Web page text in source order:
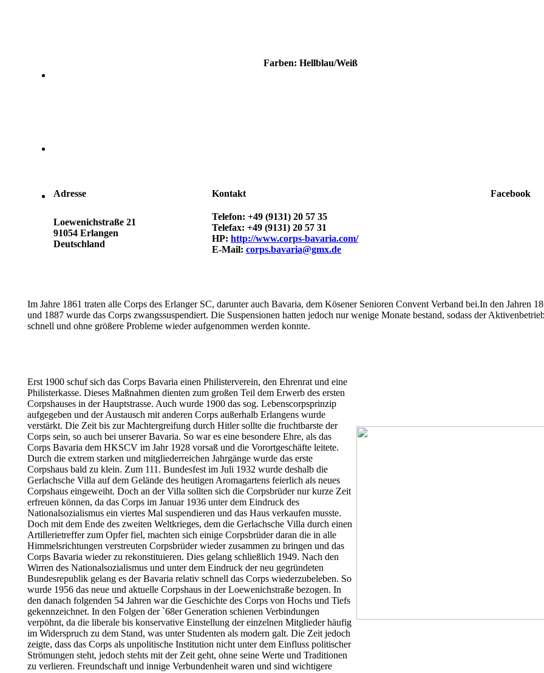
Farben: Hellblau/Weiß
Adresse Kontakt Facebook
Loewenichstraße 21
91054 Erlangen
Deutschland
Telefon: +49 (9131) 20 57 35
Telefax: +49 (9131) 20 57 31
HP: http://www.corps-bavaria.com/
E-Mail: corps.bavaria@gmx.de
Im Jahre 1861 traten alle Corps des Erlanger SC, darunter auch Bavaria, dem Kösener Senioren Convent Verband bei.In den Jahren
und 1887 wurde das Corps zwangssuspendiert. Die Suspensionen hatten jedoch nur wenige Monate bestand, sodass der
schnell und ohne größere Probleme wieder aufgenommen werden konnte.
Erst 1900 schuf sich das Corps Bavaria einen Philisterverein, den Ehrenrat und eine
Philisterkasse. Dieses Maßnahmen dienten zum großen Teil dem Erwerb des ersten
Corpshauses in der Hauptstrasse. Auch wurde 1900 das sog. Lebenscorpsprinzip
aufgegeben und der Austausch mit anderen Corps außerhalb Erlangens wurde
verstärkt. Die Zeit bis zur Machtergreifung durch Hitler sollte die fruchtbarste der
Corps sein, so auch bei unserer Bavaria. So war es eine besondere Ehre, als das
Corps Bavaria dem HKSCV im Jahr 1928 vorsaß und die Vorortgeschäfte leitete.
Durch die extrem starken und mitgliederreichen Jahrgänge wurde das erste
Corpshaus bald zu klein. Zum 111. Bundesfest im Juli 1932 wurde deshalb die
Gerlachsche Villa auf dem Gelände des heutigen Aromagartens feierlich als neues
Corpshaus eingeweiht. Doch an der Villa sollten sich die Corpsbrüder nur kurze Zeit
erfreuen können, da das Corps im Januar 1936 unter dem Eindruck des
Nationalsozialismus ein viertes Mal suspendieren und das Haus verkaufen musste.
Doch mit dem Ende des zweiten Weltkrieges, dem die Gerlachsche Villa durch einen
Artillerietreffer zum Opfer fiel, machten sich einige Corpsbrüder daran die in alle
Himmelsrichtungen verstreuten Corpsbrüder wieder zusammen zu bringen und das
Corps Bavaria wieder zu rekonstituieren. Dies gelang schließlich 1949. Nach den
Wirren des Nationalsozialismus und unter dem Eindruck der neu gegründeten
Bundesrepublik gelang es der Bavaria relativ schnell das Corps wiederzubeleben. So
wurde 1956 das neue und aktuelle Corpshaus in der Loewenichstraße bezogen. In
den danach folgenden 54 Jahren war die Geschichte des Corps von Hochs und Tiefs
gekennzeichnet. In den Folgen der `68er Generation schienen Verbindungen
verpöhnt, da die liberale bis konservative Einstellung der einzelnen Mitglieder häufig
im Widerspruch zu dem Stand, was unter Studenten als modern galt. Die Zeit jedoch
zeigte, dass das Corps als unpolitische Institution nicht unter dem Einfluss politischer
Strömungen steht, jedoch stehts mit der Zeit geht, ohne seine Werte und Traditionen
zu verlieren. Freundschaft und innige Verbundenheit waren und sind wichtigere